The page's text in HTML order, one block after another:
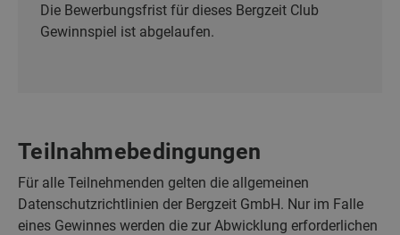
Die Bewerbungsfrist für dieses Bergzeit Club
Gewinnspiel ist abgelaufen.
Teilnahmebedingungen
Für alle Teilnehmenden gelten die allgemeinen
Datenschutzrichtlinien der Bergzeit GmbH. Nur im Falle
eines Gewinnes werden die zur Abwicklung erforderlichen